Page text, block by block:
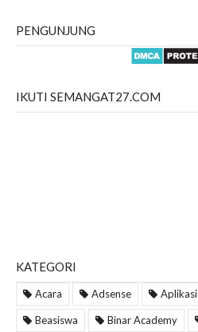
PENGUNJUNG
IKUTI SEMANGAT27.COM
KATEGORI
Acara Adsense Aplikasi
Beasiswa Binar Academy